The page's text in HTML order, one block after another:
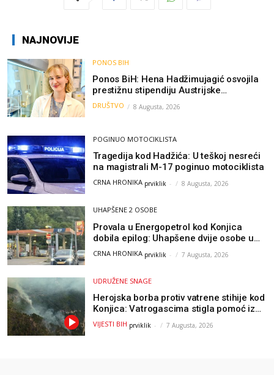
NAJNOVIJE
PONOS BIH
Ponos BiH: Hena Hadžimujagić osvojila
prestižnu stipendiju Austrijske
akademije nauka, njeno istraživanje
moglo bi pomoći djeci širom svijeta
DRUŠTVO 8 Augusta, 2026
POGINUO MOTOCIKLISTA
Tragedija kod Hadžića: U teškoj nesreći
na magistrali M-17 poginuo motociklista
CRNA HRONIKA prviklik - 8 Augusta, 2026
UHAPŠENE 2 OSOBE
Provala u Energopetrol kod Konjica
dobila epilog: Uhapšene dvije osobe u
Čapljini i Jablanici
CRNA HRONIKA prviklik - 7 Augusta, 2026
UDRUŽENE SNAGE
Herojska borba protiv vatrene stihije kod
Konjica: Vatrogascima stigla pomoć iz
Sarajeva, helikopteri i Air Tractori
udružili snage
VIJESTI BIH prviklik - 7 Augusta, 2026